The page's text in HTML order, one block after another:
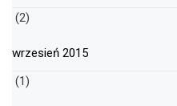
(2)
wrzesień 2015
(1)